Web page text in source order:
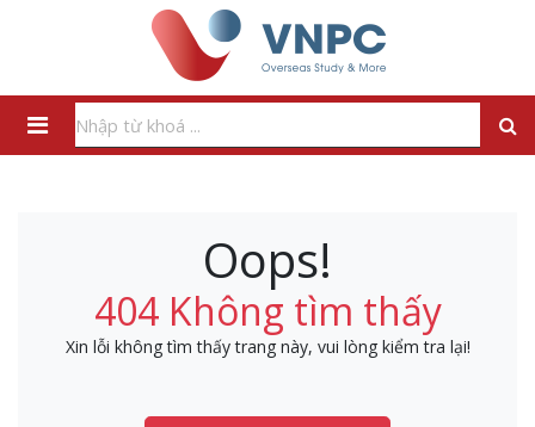
Oops!
404 Không tìm thấy
Xin lỗi không tìm thấy trang này, vui lòng kiểm tra lại!